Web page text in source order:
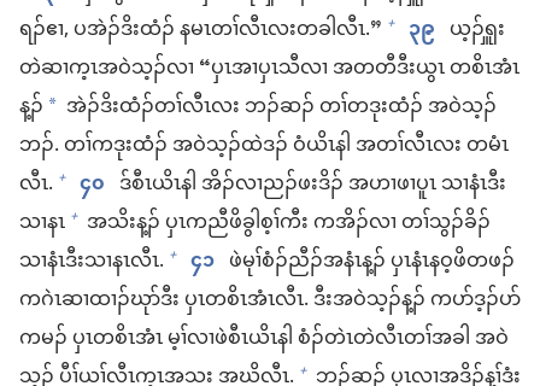
ရၣ်​ဧၢ, ပ​အဲၣ်​ဒိး​ထံၣ်​ န​မၤ​တၢ်​လီၤ​လး​တ​ခါ​လီၤ.” + ၃၉ ယ့ၣ်​ၡူး
တဲ​ဆၢ​က့ၤ​အ​ဝဲ​သ့ၣ်​လၢ “ပှၤ​အၢ​ပှၤ​သီ​လၢ အ​တ​တီ​ဒီး​ယွၤ တ​စိၤ​အံၤ​
န့ၣ် * အဲၣ်​ဒိး​ထံၣ်တၢ်​လီၤလး ဘၣ်ဆၣ်​ တၢ်​တ​ဒုးထံၣ်​ အဝဲသ့ၣ်​
ဘၣ်. တၢ်​ကဒုး​ထံၣ်​ အဝဲသ့ၣ်​ထဲဒၣ်​ ဝံ​ယိၤနါ အ​တၢ်​လီၤလး တမံၤ​
လီၤ. + ၄၀ ဒ်​စီၤ​ယိၤနါ အိၣ်​လၢ​ညၣ်​ဖး​ဒိၣ်​ အ​ဟၢ​ဖၢ​ပူၤ သၢ​နံၤ​ဒီး​
သၢ​နၤ + အ​သိး​န့ၣ်​ ပှၤ​က​ညီ​ဖိခွါ​စ့ၢ်​ကီး က​အိၣ်​လၢ တၢ်​သွၣ်​ခိၣ်​
သၢ​နံၤ​ဒီး​သၢ​နၤ​လီၤ. + ၄၁ ဖဲ​မုၢ်​စံၣ်​ညီၣ်​အ​နံၤ​န့ၣ်​ ပှၤ​နံၤ​န​ဝ့​ဖိ​တ​ဖၣ်​
က​ဂဲၤ​ဆၢ​ထၢၣ်​ဃုာ်​ဒီး ပှၤ​တ​စိၤ​အံၤ​လီၤ. ဒီး​အဝဲသ့ၣ်​န့ၣ်​ က​ပာ်ဒ့ၣ်​ပာ်​
ကမၣ်​ ပှၤ​တစိၤ​အံၤ မ့ၢ်​လၢ​ဖဲ​စီၤ​ယိၤနါ စံၣ်တဲၤ​တဲ​လီၤ​တၢ်​အခါ အဝဲ
+